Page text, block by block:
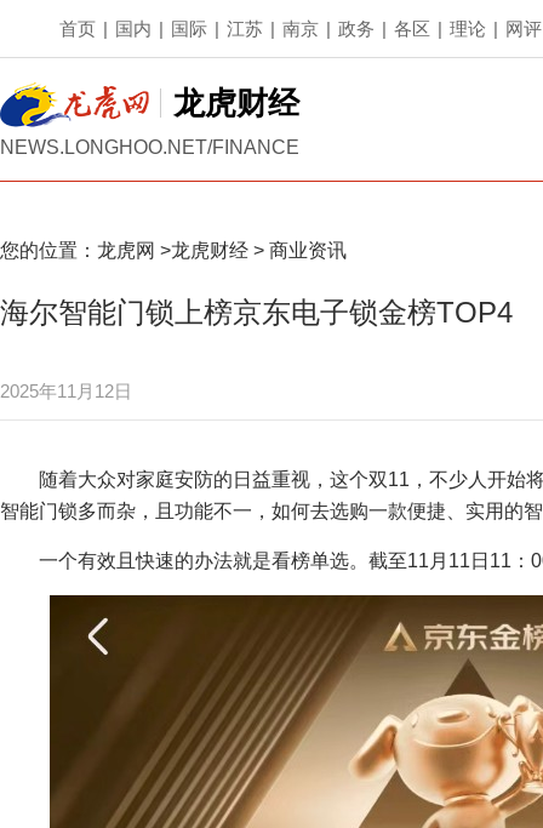
首页 | 国内 | 国际 | 江苏 | 南京 | 政务 | 各区 | 理论 | 网评
龙虎财经
NEWS.LONGHOO.NET/FINANCE
您的位置： 龙虎网 >龙虎财经 > 商业资讯
海尔智能门锁上榜京东电子锁金榜TOP4
2025年11月12日
随着大众对家庭安防的日益重视，这个双11，不少人开始
智能门锁多而杂，且功能不一，如何去选购一款便捷、实用的
一个有效且快速的办法就是看榜单选。截至11月11日11